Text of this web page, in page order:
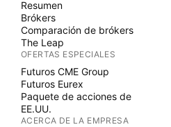
Resumen
Brókers
Comparación de brókers
The Leap
OFERTAS ESPECIALES
Futuros CME Group
Futuros Eurex
Paquete de acciones de
EE.UU.
ACERCA DE LA EMPRESA